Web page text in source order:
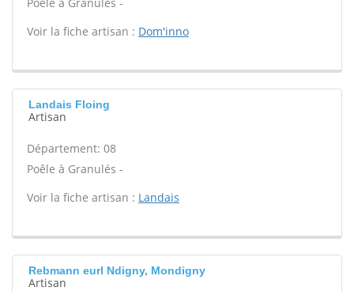
Voir la fiche artisan : Dom'inno
Landais Floing
Artisan
Département: 08
Poêle à Granulés -
Voir la fiche artisan : Landais
Rebmann eurl Ndigny, Mondigny
Artisan